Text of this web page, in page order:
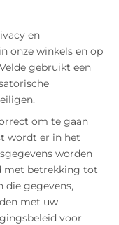
en
onze winkels en op
gebruikt een
om te gaan
wordt er in het
worden
met betrekking tot
die gegevens,
met uw
voor